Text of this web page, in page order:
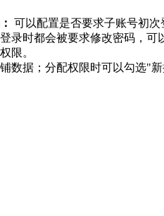
可以配置是否要求子账号初
录时都会被要求修改密码，可
限。
数据；分配权限时可以勾选"